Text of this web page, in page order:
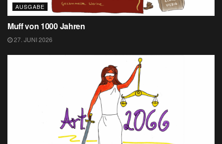
AUSGABE
Muff von 1000 Jahren
27. JUNI 2026